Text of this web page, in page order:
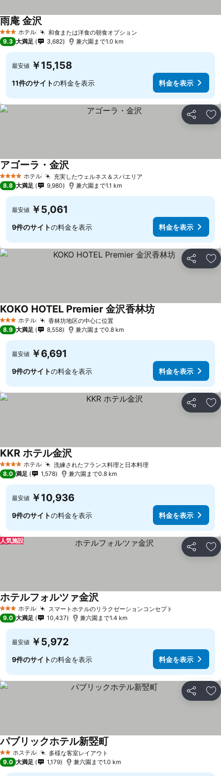
3 ホテルのランク
ホテル 和食または洋食の朝食オプション
雨庵 金沢料金を表示
9.3 大満足 3,682 兼六園まで1.0 km
最安値 ￥15,158
11件のサイトの料金を表示 料金を表示
シェア お
4 ホテルのランク
ホテル 充実したウェルネス＆スパエリア
アゴーラ・金沢料金を表示
8.8 大満足 9,980 兼六園まで1.1 km
最安値 ￥5,061
9件のサイトの料金を表示 料金を表示
シェア お
3 ホテルのランク
ホテル 香林坊地区の中心に位置料金を表示
KOKO HOTEL Premier 金沢香林坊
8.9 大満足 8,558 兼六園まで0.8 km
最安値 ￥6,691
9件のサイトの料金を表示 料金を表示
シェア お
4 ホテルのランク
ホテル 洗練されたフランス料理と日本料理料金を表示
KKR ホテル金沢料金を表示
8.0 満足 1,578 兼六園まで0.8 km
最安値 ￥10,936
9件のサイトの料金を表示 料金を表示
シェア お
人気施設
3 ホテルのランク
ホテル スマートホテルのリラクゼーションコンセプト
ホテルフォルツァ金沢料金を表示
9.0 大満足 10,437 兼六園まで1.4 km
最安値 ￥5,972
9件のサイトの料金を表示 料金を表示
シェア お
2 ホテルのランク
ホステル 多様な客室レイアウト
パブリックホテル新竪町
9.0 大満足 1,179 兼六園まで1.0 km